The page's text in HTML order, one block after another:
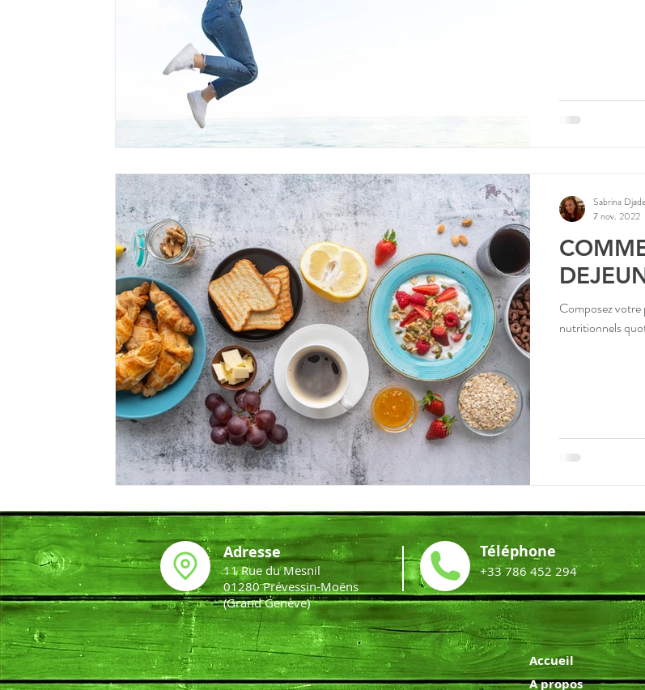
Composez votre
nutritionnels
Sabrina
7 nov. 2022
11 Rue du Mesnil
01280 Prévessin-Moëns
(Grand Genève)
Adresse Téléphone
+33 786 452 294
Accueil
A propos